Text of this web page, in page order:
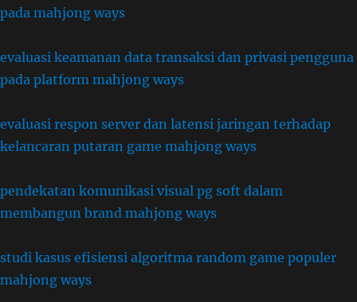
pada mahjong ways
evaluasi keamanan data transaksi dan privasi pengguna
pada platform mahjong ways
evaluasi respon server dan latensi jaringan terhadap
kelancaran putaran game mahjong ways
pendekatan komunikasi visual pg soft dalam
membangun brand mahjong ways
studi kasus efisiensi algoritma random game populer
mahjong ways